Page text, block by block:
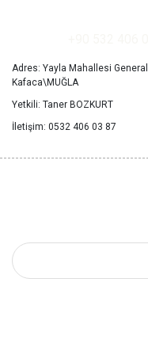
Adres: Yayla Mahallesi
Kafaca\MUĞLA
Yetkili: Taner BOZKURT
İletişim: 0532 406 03 87